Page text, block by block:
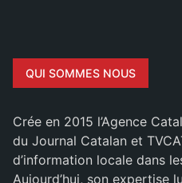
QUI SOMMES NOUS
Crée en 2015 l’Agence
du Journal Catalan et
d’information locale dans
Aujourd’hui, son expertise